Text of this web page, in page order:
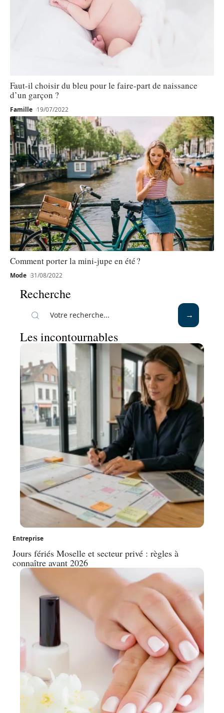
Faut-il choisir du bleu pour le faire-part de naissance
d’un garçon ?
Famille 19/07/2022
Comment porter la mini-jupe en été ?
Mode 31/08/2022
Recherche
Les incontournables
Entreprise
Jours fériés Moselle et secteur privé : règles à
connaître avant 2026